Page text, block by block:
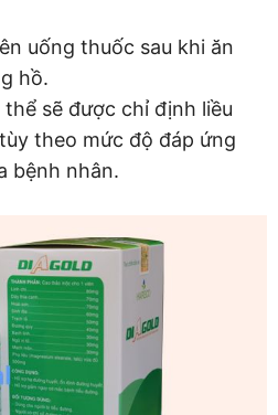
uống thuốc sau khi ăn
hồ.
sẽ được chỉ định liều
theo mức độ đáp ứng
bệnh nhân.